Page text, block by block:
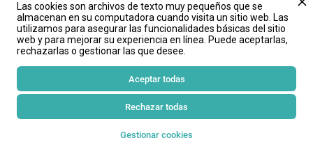
CANDIDATS I
Las cookies son archivos de texto muy pequeños que se
almacenan en su computadora cuando visita un sitio web. Las
utilizamos para asegurar las funcionalidades básicas del sitio
web y para mejorar su experiencia en línea. Puede aceptarlas,
rechazarlas o gestionar las que desee.
Gestionar cookies
Rechazar todas
Aceptar todas